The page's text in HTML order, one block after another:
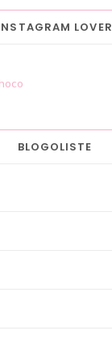
LOVER
BLOGOLISTE